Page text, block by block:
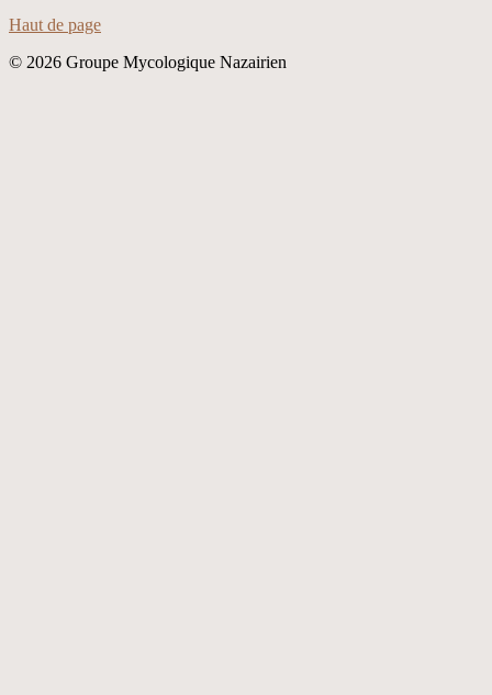
Haut de page
© 2026 Groupe Mycologique Nazairien